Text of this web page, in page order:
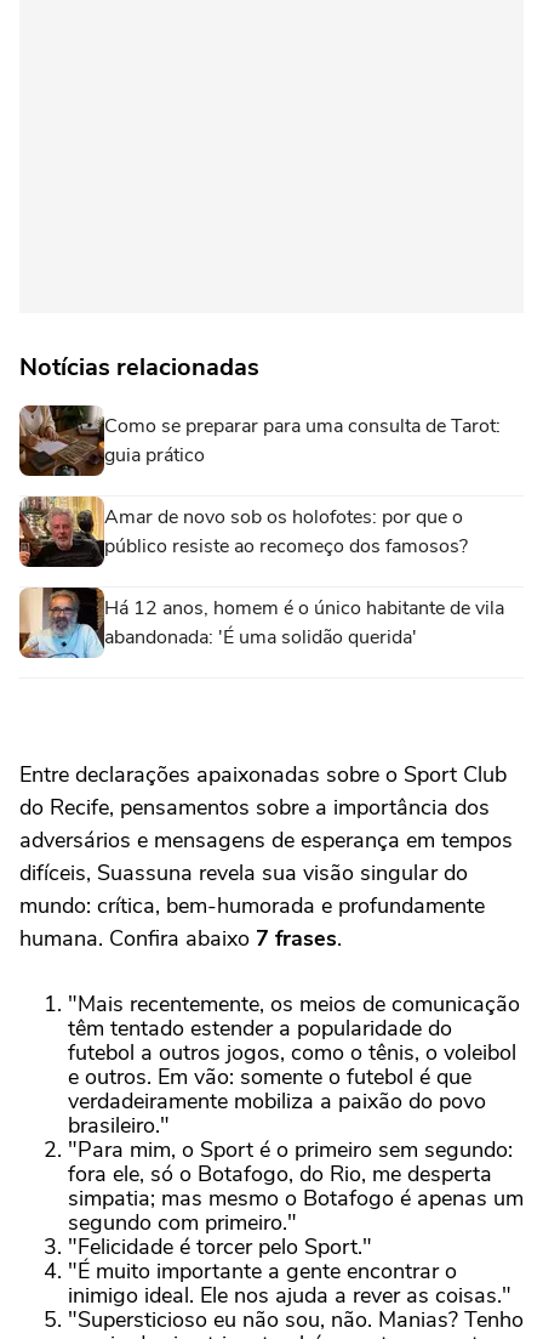
Notícias relacionadas
Como se preparar para uma consulta de Tarot:
guia prático
Amar de novo sob os holofotes: por que o
público resiste ao recomeço dos famosos?
Há 12 anos, homem é o único habitante de vila
abandonada: 'É uma solidão querida'
Entre declarações apaixonadas sobre o Sport Club
do Recife, pensamentos sobre a importância dos
adversários e mensagens de esperança em tempos
difíceis, Suassuna revela sua visão singular do
mundo: crítica, bem-humorada e profundamente
humana. Confira abaixo 7 frases.
"Mais recentemente, os meios de comunicação
têm tentado estender a popularidade do
futebol a outros jogos, como o tênis, o voleibol
e outros. Em vão: somente o futebol é que
verdadeiramente mobiliza a paixão do povo
brasileiro."
"Para mim, o Sport é o primeiro sem segundo:
fora ele, só o Botafogo, do Rio, me desperta
simpatia; mas mesmo o Botafogo é apenas um
segundo com primeiro."
"Felicidade é torcer pelo Sport."
"É muito importante a gente encontrar o
inimigo ideal. Ele nos ajuda a rever as coisas."
"Supersticioso eu não sou, não. Manias? Tenho